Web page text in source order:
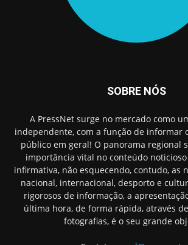
SOBRE NÓS
A PressNet surge no mercado como
independente, com a função de informar
público em geral! O panorama regional
importância vital no conteúdo
infirmativa, não esquecendo, contudo, as
nacional, internacional, desporto e
rigorosos de informação, a
última hora, de forma rápida, através
fotografias, é o seu grande